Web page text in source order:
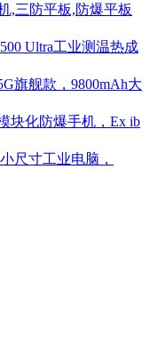
,三防平板,防爆平板
Ultra工业测温热成
旗舰款，9800mAh大
块化防爆手机，Ex ib
尺寸工业电脑，